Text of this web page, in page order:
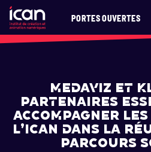
PORTES OUVERTES
Medaviz et
partenaires
accompagner
l’ICAN dans la
parcours